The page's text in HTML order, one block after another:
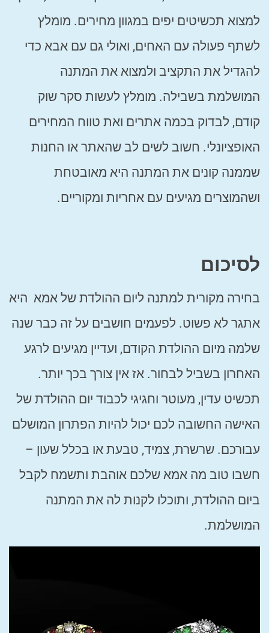
למצוא תכשיטים יפים במגוון מחירים. מומלץ
לשתף פעולה עם האחים, ואולי גם עם אבא כדי
להגדיל את התקציב ולמצוא את המתנה
המושלמת בשבילה. מומלץ לעשות סקר שוק
קודם, לבדוק בכמה אתרים ואת טווח המחירים
האופציונלי. חשוב לשים לב שהאתר או החנות
שממנה קונים את המתנה היא מאובטחת
ושהמוצרים מגיעים עם אחריות ומקוריים.
לסיכום
בחירה מקורית למתנה ליום ההולדת של אמא היא
אתגר לא פשוט. לפעמים חושבים על זה כבר שנה
שלמה מיום ההולדת הקודם, ועדיין מגיעים לרגע
האחרון בשביל לבחור. אז אין צורך בכך יותר.
תכשיט עדין, מעוטר וחגיגי לכבוד יום ההולדת של
האישה החשובה לכם יכול להיות הפתרון המושלם
עבורכם. שרשרת, צמיד, טבעת או בכלל שעון –
חשבו טוב מה אמא שלכם אוהבת ותשמח לקבל
ביום ההולדת, ותוכלו לקנות לה את המתנה
המושלמת.